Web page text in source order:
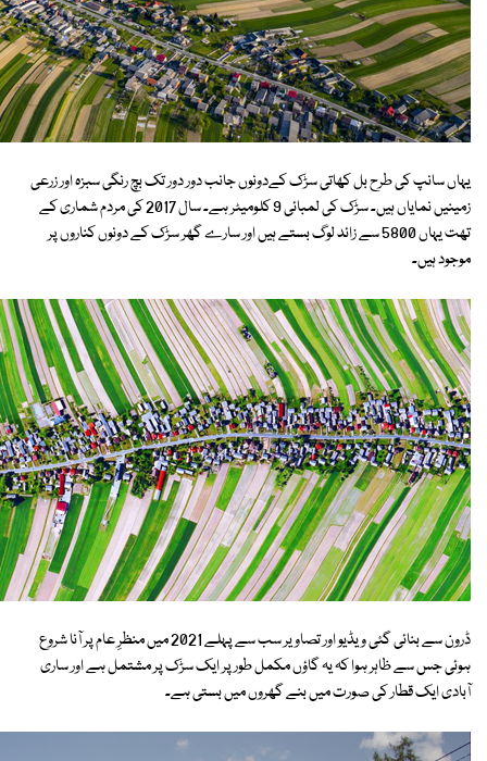
یہاں سانپ کی طرح بل کھاتی سڑک کےدونوں جانب دور دور تک بچ رنگی سبزہ اور زرعی
زمینیں نمایاں ہیں۔ سڑک کی لمبائی 9 کلومیٹر ہے۔ سال 2017 کی مردم شماری کے
تھت یہاں 5800 سے زائد لوگ بستے ہیں اور سارے گھر سڑک کے دونوں کناروں پر
موجود ہیں۔
ڈرون سے بنائی گئی ویڈیو اور تصاویر سب سے پہلے 2021 میں منظرِ عام پر آنا شروع
ہوئی جس سے ظاہر ہوا کہ یہ گاؤں مکمل طور پر ایک سڑک پر مشتمل ہے اور ساری
آبادی ایک قطار کی صورت میں بنے گھروں میں بستی ہے۔